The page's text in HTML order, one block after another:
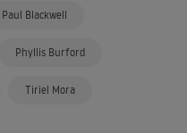
Paul Blackwell
Phyllis Burford
Tiriel Mora